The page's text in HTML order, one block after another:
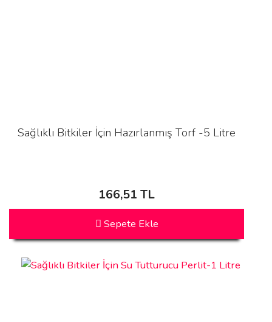
Sağlıklı Bitkiler İçin Hazırlanmış Torf -5 Litre
166,51 TL
Sepete Ekle